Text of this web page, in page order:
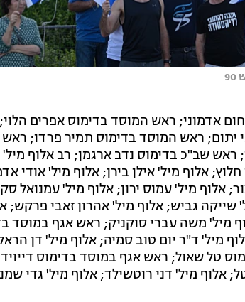
אדמוני; ראש המוסד בדימוס אפרים
יתום; ראש המוסד בדימוס תמיר פרדו;
ראש שב"כ בדימוס נדב ארגמן; רב אלוף
אלוף מיל' אילן בירן; אלוף מיל' אודי
אלוף מיל' עמוס ירון; אלוף מיל' עמנואל
שייקה גביש; אלוף מיל' אהרון זאבי פרקש;
מיל' משה עברי סוקניק; ראש אגף במוסד
מיל' ד"ר יום טוב סמיה; אלוף מיל' דן
טל שאול; ראש אגף במוסד בדימוס דייויד
אלוף מיל' דני רוטשילד; אלוף מיל' גדי